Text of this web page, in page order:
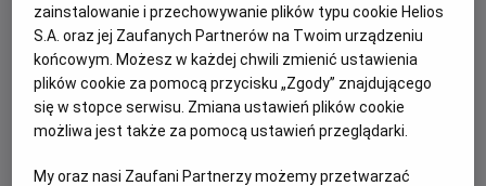
zainstalowanie i przechowywanie plików typu cookie Helios
S.A. oraz jej Zaufanych Partnerów na Twoim urządzeniu
końcowym. Możesz w każdej chwili zmienić ustawienia
plików cookie za pomocą przycisku „Zgody” znajdującego
się w stopce serwisu. Zmiana ustawień plików cookie
możliwa jest także za pomocą ustawień przeglądarki.
My oraz nasi Zaufani Partnerzy możemy przetwarzać